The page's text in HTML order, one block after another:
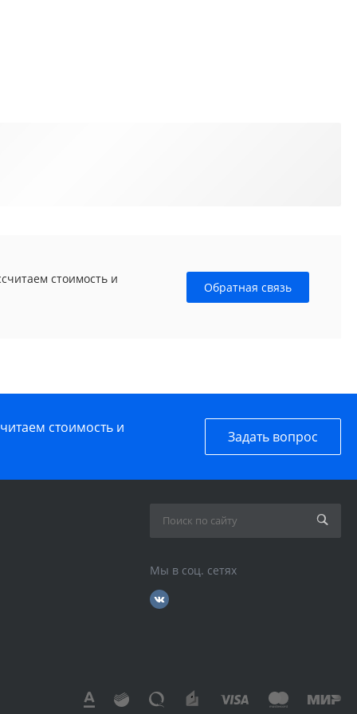
стоимость и
Обратная связь
стоимость и
Задать вопрос
Мы в соц. сетях